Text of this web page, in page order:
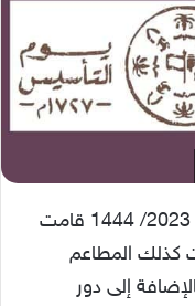
جميع عروض يوم التأسيس السعودي 2023/ 1444 قامت
كذلك المطاعم
إلى دور